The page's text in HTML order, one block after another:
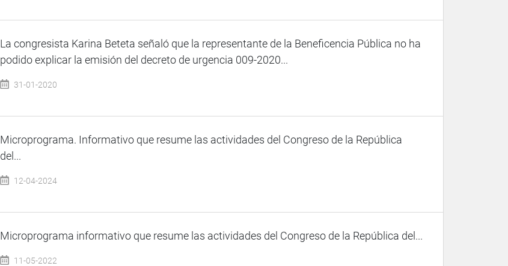
La congresista Karina Beteta señaló que la representante de la Beneficencia Pública no ha
podido explicar la emisión del decreto de urgencia 009-2020...
31-01-2020
Microprograma. Informativo que resume las actividades del Congreso de la República
del...
12-04-2024
Microprograma informativo que resume las actividades del Congreso de la República del...
11-05-2022